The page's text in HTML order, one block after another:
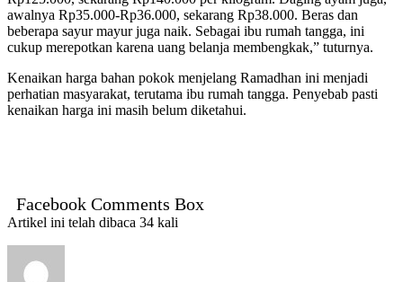
awalnya Rp35.000-Rp36.000, sekarang Rp38.000. Beras dan
beberapa sayur mayur juga naik. Sebagai ibu rumah tangga, ini
cukup merepotkan karena uang belanja membengkak,” tuturnya.
Kenaikan harga bahan pokok menjelang Ramadhan ini menjadi
perhatian masyarakat, terutama ibu rumah tangga. Penyebab pasti
kenaikan harga ini masih belum diketahui.
Facebook Comments Box
Artikel ini telah dibaca 34 kali